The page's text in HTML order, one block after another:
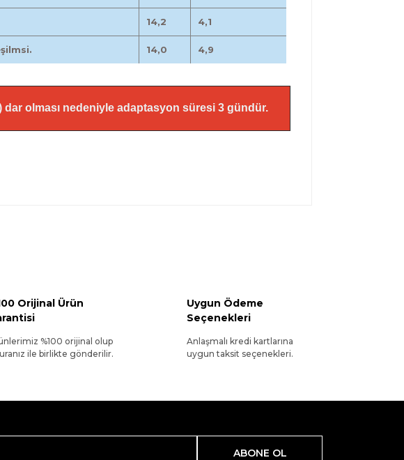
14,2 4,1
14,0 4,9
olması nedeniyle adaptasyon süresi 3 gündür.
Orijinal Ürün
%100 orijinal olup
ile birlikte gönderilir.
Uygun Ödeme
Seçenekleri
Anlaşmalı kredi kartlarına
uygun taksit seçenekleri.
ABONE OL